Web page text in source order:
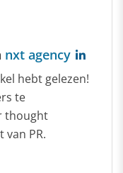
nxt agency
hebt gelezen!
te
thought
van PR.